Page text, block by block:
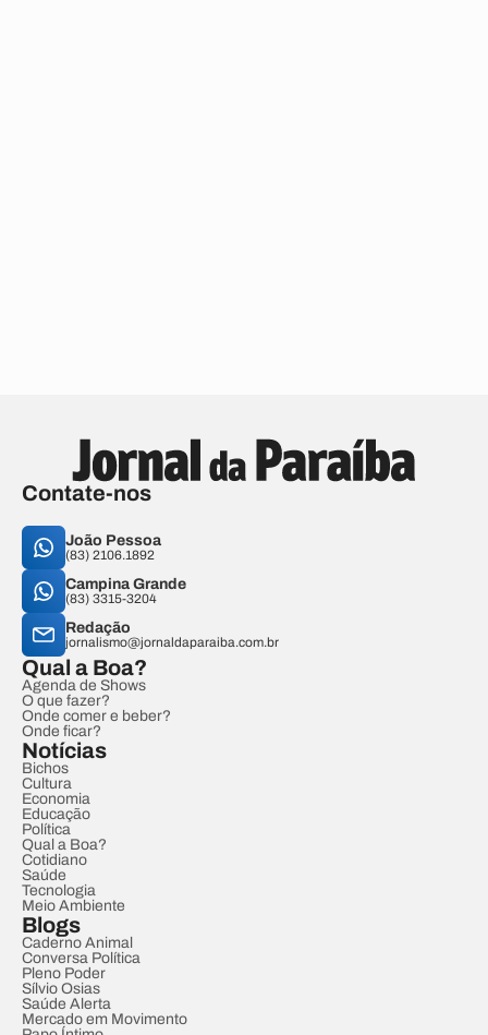
Contate-nos
João Pessoa
(83) 2106.1892
Campina Grande
(83) 3315-3204
Redação
jornalismo@jornaldaparaiba.com.br
Qual a Boa?
Agenda de Shows
O que fazer?
Onde comer e beber?
Onde ficar?
Notícias
Bichos
Cultura
Economia
Educação
Política
Qual a Boa?
Cotidiano
Saúde
Tecnologia
Meio Ambiente
Blogs
Caderno Animal
Conversa Política
Pleno Poder
Sílvio Osias
Saúde Alerta
Mercado em Movimento